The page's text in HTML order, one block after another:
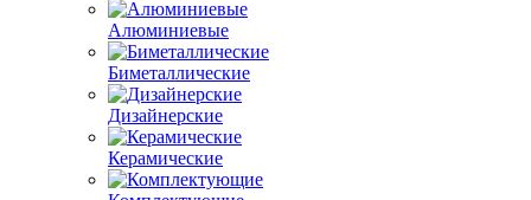
Алюминиевые
Биметаллические
Дизайнерские
Керамические